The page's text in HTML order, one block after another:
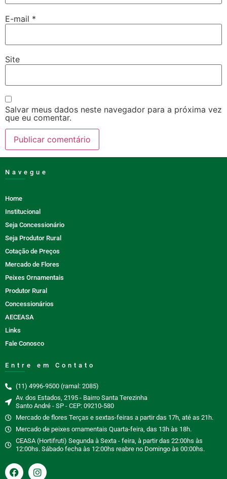
E-mail *
Site
Salvar meus dados neste navegador para a próxima vez
que eu comentar.
Navegue
Home
Institucional
Seja Concessionário
Seja Produtor Rural
Cotação de Preços
Mercado de Flores
Peixes Ornamentais
Produtor Rural
Concessionários
AECEASA
Links
Fale Conosco
Entre em Contato
(11) 4996-9500 (ramal: 2085)
Av. dos Estados, 2195 - Bairro Santa Terezinha
Santo André - SP - CEP: 09210-580
Mercado de flores Terças e sextas-feiras a partir das 17h, até as 21h.
Mercado de peixes ornamentais Quarta-feira, das 13h às 18h.
CEASA (Hortifruti) Segunda à Sexta - feira, à partir das 22:00hs às
12:00hs. Sábado fecha às 12:00hs reabre no Domingo às 00:00hs.